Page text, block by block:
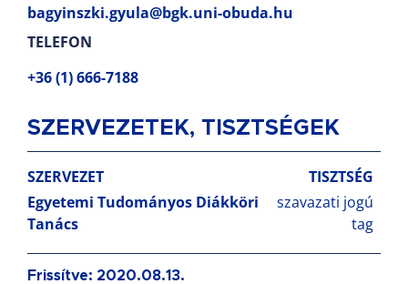
bagyinszki.gyula@bgk.uni-obuda.hu
TELEFON
+36 (1) 666-7188
SZERVEZETEK, TISZTSÉGEK
SZERVEZET
TISZTSÉG
Egyetemi Tudományos Diákköri
Tanács
szavazati jogú
tag
Frissítve: 2020.08.13.